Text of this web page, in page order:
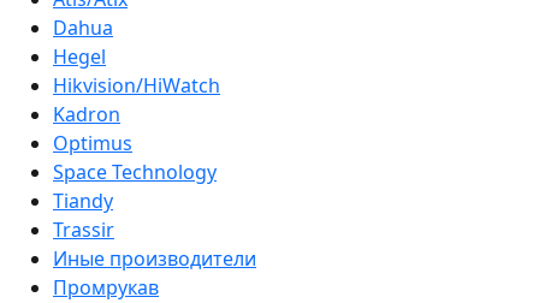
Dahua
Hegel
Hikvision/HiWatch
Kadron
Optimus
Space Technology
Tiandy
Trassir
Иные производители
Промрукав